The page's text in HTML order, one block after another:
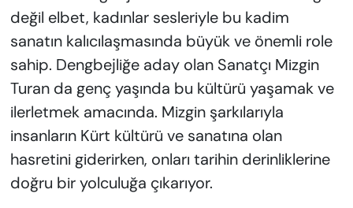
değil elbet, kadınlar sesleriyle bu kadim
sanatın kalıcılaşmasında büyük ve önemli role
sahip. Dengbejliğe aday olan Sanatçı Mizgin
Turan da genç yaşında bu kültürü yaşamak ve
ilerletmek amacında. Mizgin şarkılarıyla
insanların Kürt kültürü ve sanatına olan
hasretini giderirken, onları tarihin derinliklerine
doğru bir yolculuğa çıkarıyor.